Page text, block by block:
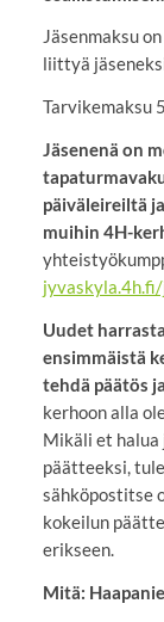
Jäsenmaksu
liittyä
Tarvikemaksu
Jäsenenä on
päiväleireiltä
muihin 4H-
Uudet
ensimmäistä
tehdä päätös
kerhoon alla
Mikäli et halua
päätteeksi,
sähköpostitse
kokeilun
erikseen.
Mitä: